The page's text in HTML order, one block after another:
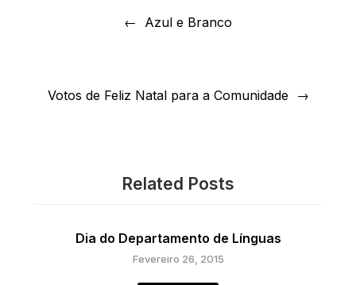
Azul e Branco
Votos de Feliz Natal para a Comunidade
Related Posts
Dia do Departamento de Línguas
Fevereiro 26, 2015